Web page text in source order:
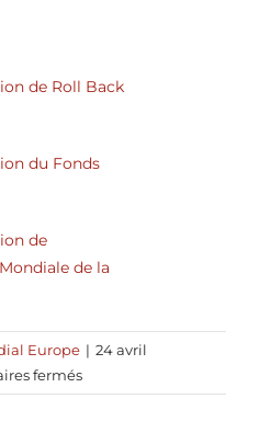
de Roll Back
du Fonds
de
de la
Europe | 24 avril
ferméssur
25